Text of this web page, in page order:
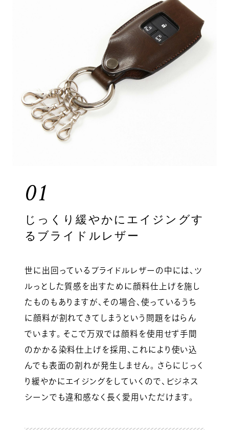
01
じっくり緩やかにエイジングす
るブライドルレザー
世に出回っているブライドルレザーの中には、ツ
ルっとした質感を出すために顔料仕上げを施し
たものもありますが、その場合、使っているうち
に顔料が割れてきてしまうという問題をはらん
でいます。 そこで万双では顔料を使用せず手間
のかかる染料仕上げを採用、これにより使い込
んでも表面の割れが発生しません。 さらにじっく
り緩やかにエイジングをしていくので、ビジネス
シーンでも違和感なく長く愛用いただけます。